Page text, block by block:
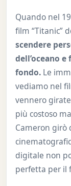
Quando nel
film “Titanic”
scendere
dell’oceano
fondo.Le
vediamo nel
vennero
più costoso
Cameron girò
digitale non
perfetta per il